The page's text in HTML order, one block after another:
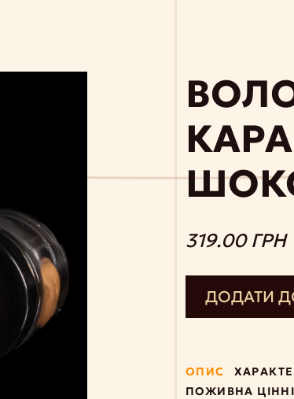
319.00 ГРН
ДОДАТИ
ОПИС
ПОЖИВНА